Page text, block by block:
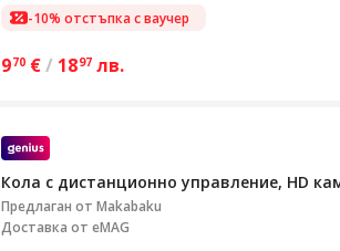
-10% отстъпка с ваучер
970 €/ 1897 лв.
Кола с дистанционно управление, HD
Предлаган от Makabaku
Доставка от eMAG